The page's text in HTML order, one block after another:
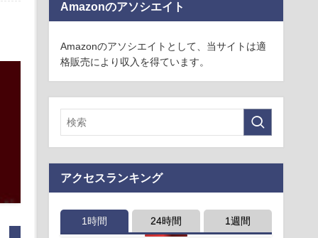
Amazonのアソシエイト
Amazonのアソシエイトとして、当サイトは適
格販売により収入を得ています。
アクセスランキング
1時間 24時間 1週間